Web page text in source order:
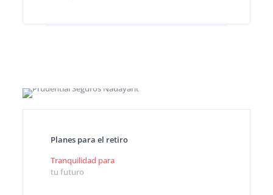
Planes para el retiro
Tranquilidad para
tu futuro